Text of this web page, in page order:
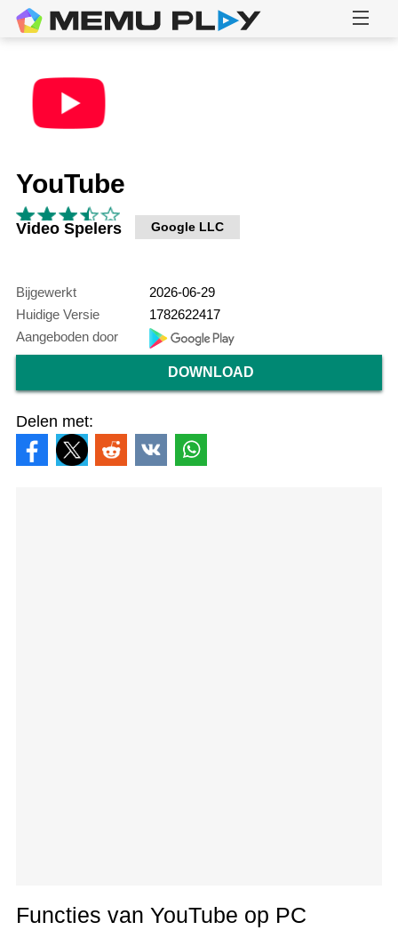
YouTube
Video Spelers Google LLC
Bijgewerkt
2026-06-29
Huidige Versie
1782622417
Aangeboden door
DOWNLOAD
Delen met:
Functies van YouTube op PC